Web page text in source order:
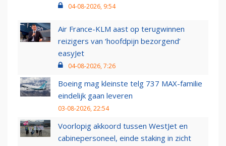
04-08-2026, 9:54
Air France-KLM aast op terugwinnen
reizigers van ‘hoofdpijn bezorgend’
easyJet
04-08-2026, 7:26
Boeing mag kleinste telg 737 MAX-familie
eindelijk gaan leveren
03-08-2026, 22:54
Voorlopig akkoord tussen WestJet en
cabinepersoneel, einde staking in zicht